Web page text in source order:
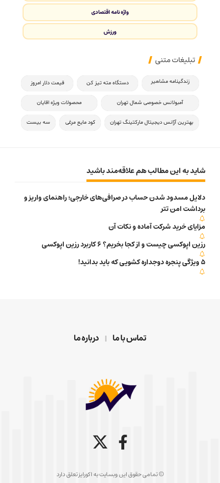
واژه نامه اقتصادی
ورزش
تبلیغات متنی
زندگینامه مشاهیر دستگاه مته تیز کن قیمت دلار امروز
آمبولانس خصوصی شمال تهران محصولات ویژه اقایان
بهترین آژانس دیجیتال مارکتینگ تهران کود مایع مرغی سه بیست
شاید به این مطالب هم علاقه‌مند باشید
دلایل مسدود شدن حساب در صرافی‌های خارجی؛ راهنمای واریز و
برداشت امن تتر
مزایای خرید شرکت آماده و نکات آن
رزین اپوکسی چیست و از کجا بخریم؟ 6 کاربرد رزین اپوکسی
۵ ویژگی پنجره دوجداره کشویی که باید بدانید!
تماس با ما درباره ما
© تمامی حقوق این وبسایت به اکورایز تعلق دارد